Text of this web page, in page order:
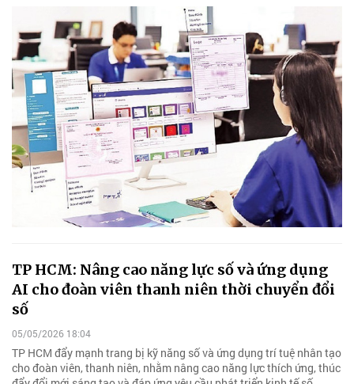
TP HCM: Nâng cao năng lực số và ứng dụng
AI cho đoàn viên thanh niên thời chuyển đổi
số
05/05/2026 18:04
TP HCM đẩy mạnh trang bị kỹ năng số và ứng dụng trí tuệ nhân tạo
cho đoàn viên, thanh niên, nhằm nâng cao năng lực thích ứng, thúc